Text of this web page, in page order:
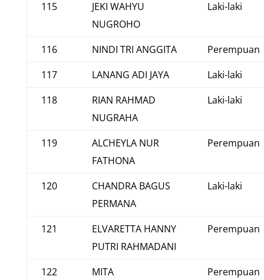
115
JEKI WAHYU
NUGROHO
Laki-laki
116 NINDI TRI ANGGITA
Perempuan
117
LANANG ADI JAYA
Laki-laki
118
RIAN RAHMAD
NUGRAHA
Laki-laki
119
ALCHEYLA NUR
FATHONA
Perempuan
120
CHANDRA BAGUS
PERMANA
Laki-laki
121
ELVARETTA HANNY
PUTRI RAHMADANI
Perempuan
122
MITA
Perempuan